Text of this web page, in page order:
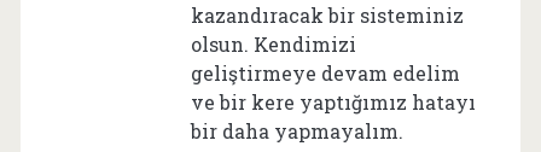
kazandıracak bir sisteminiz
olsun. Kendimizi
geliştirmeye devam edelim
ve bir kere yaptığımız hatayı
bir daha yapmayalım.